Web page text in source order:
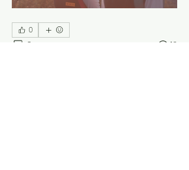
0
0 12